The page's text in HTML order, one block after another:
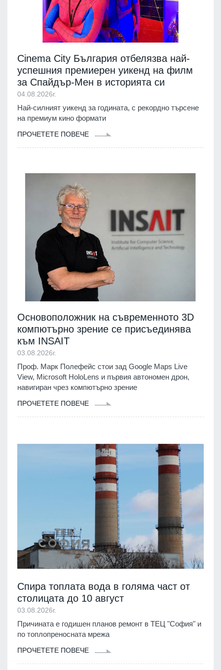
Cinema City България отбелязва най-
успешния премиерен уикенд на филм
за Спайдър-Мен в историята си
04.08.2026г.
Най-силният уикенд за годината, с рекордно търсене
на премиум кино формати
ПРОЧЕТЕТЕ ПОВЕЧЕ
Основоположник на съвременното 3D
компютърно зрение се присъединява
към INSAIT
03.08.2026г.
Проф. Марк Полефейс стои зад Google Maps Live
View, Microsoft HoloLens и първия автономен дрон,
навигиран чрез компютърно зрение
ПРОЧЕТЕТЕ ПОВЕЧЕ
Спира топлата вода в голяма част от
столицата до 10 август
03.08.2026г.
Причината е годишен планов ремонт в ТЕЦ "София" и
по топлопреносната мрежа
ПРОЧЕТЕТЕ ПОВЕЧЕ